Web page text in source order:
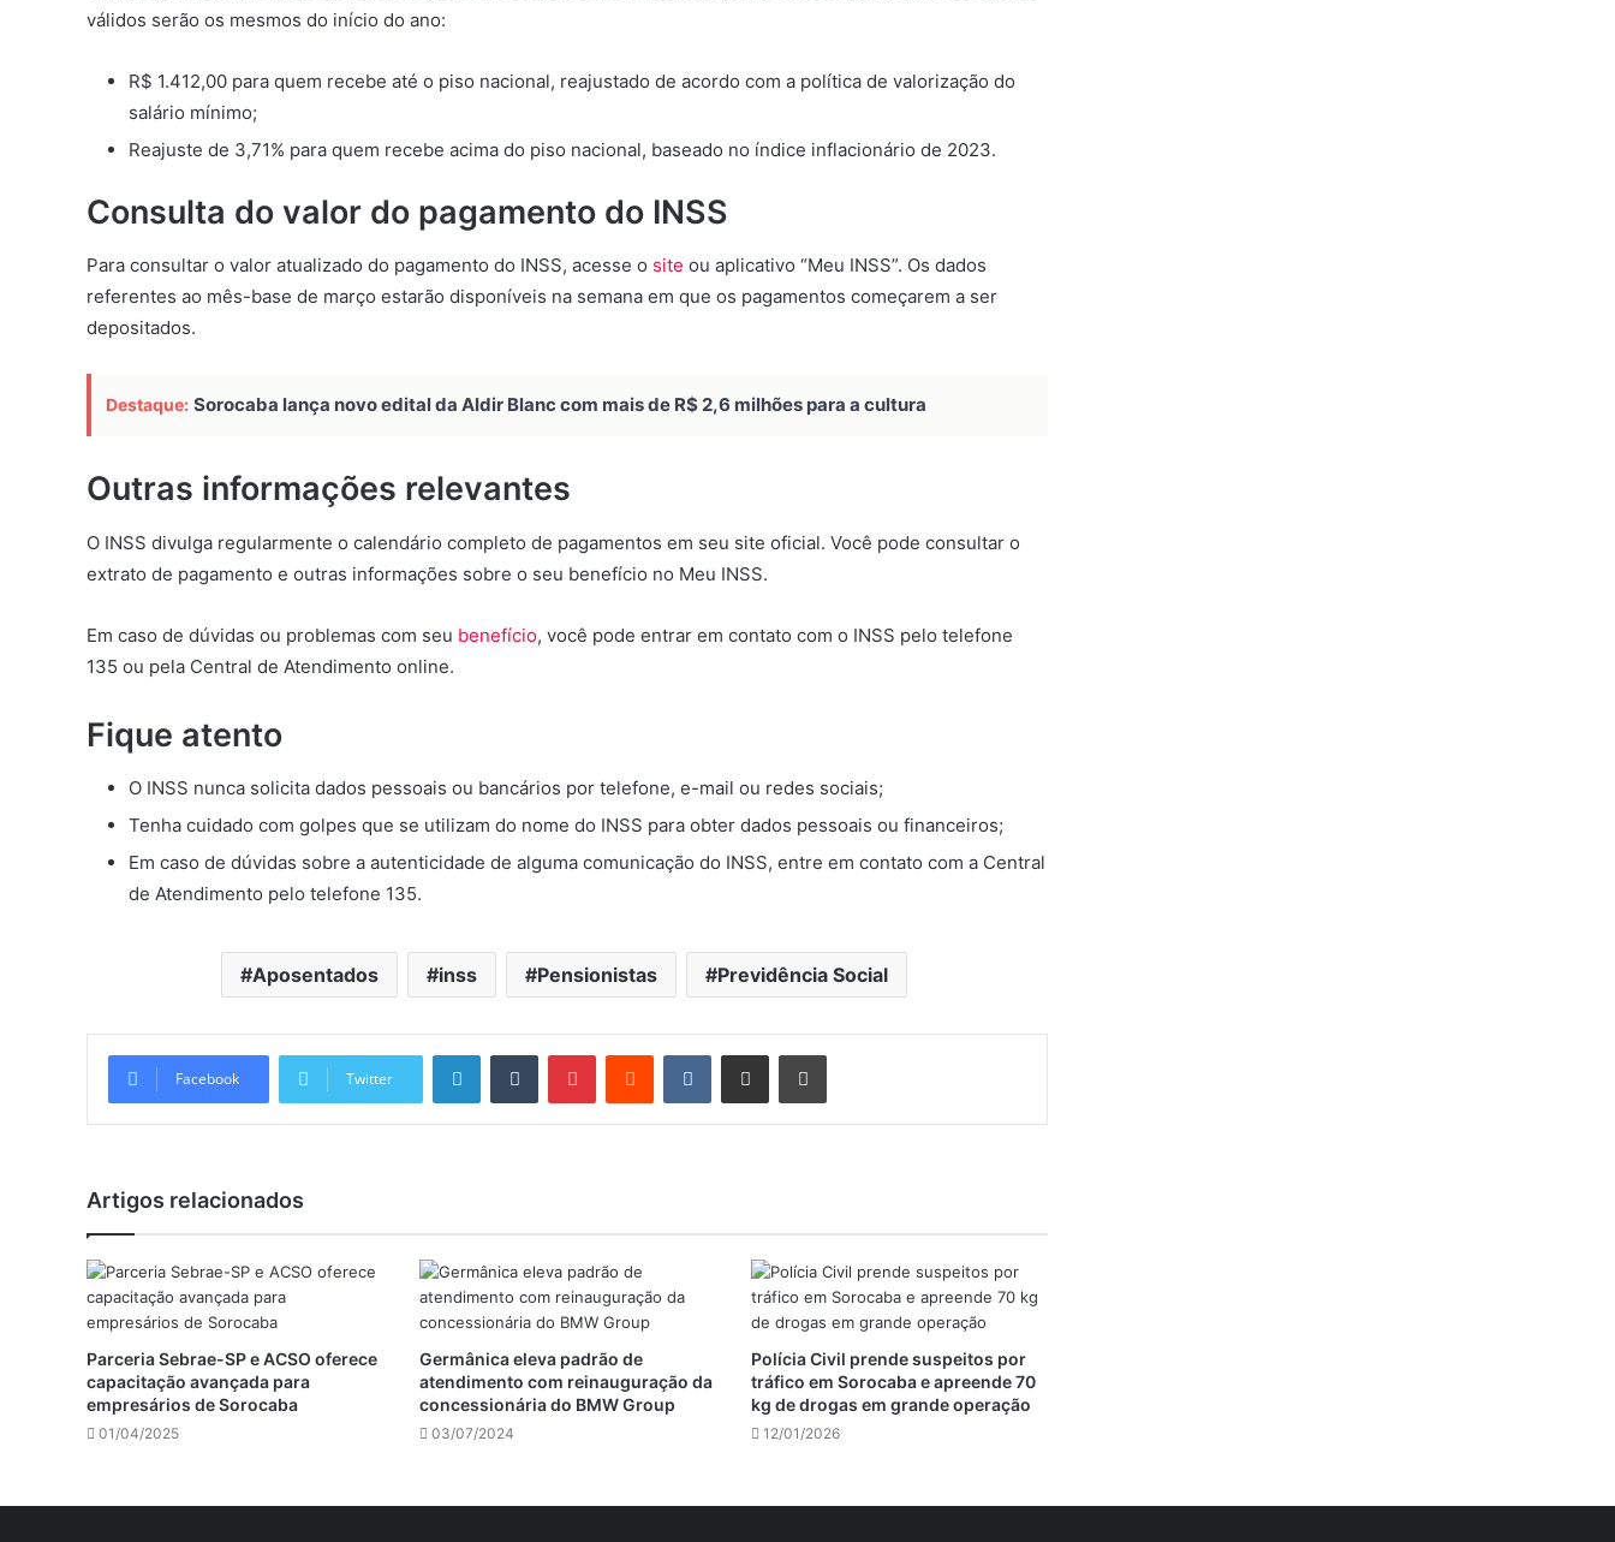
válidos serão os mesmos do início do ano:
R$ 1.412,00 para quem recebe até o piso nacional, reajustado de acordo com a política de valorização do
salário mínimo;
Reajuste de 3,71% para quem recebe acima do piso nacional, baseado no índice inflacionário de 2023.
Consulta do valor do pagamento do INSS
Para consultar o valor atualizado do pagamento do INSS, acesse o site ou aplicativo “Meu INSS”. Os dados
referentes ao mês-base de março estarão disponíveis na semana em que os pagamentos começarem a ser
depositados.
Destaque: Sorocaba lança novo edital da Aldir Blanc com mais de R$ 2,6 milhões para a cultura
Outras informações relevantes
O INSS divulga regularmente o calendário completo de pagamentos em seu site oficial. Você pode consultar o
extrato de pagamento e outras informações sobre o seu benefício no Meu INSS.
Em caso de dúvidas ou problemas com seu benefício, você pode entrar em contato com o INSS pelo telefone
135 ou pela Central de Atendimento online.
Fique atento
O INSS nunca solicita dados pessoais ou bancários por telefone, e-mail ou redes sociais;
Tenha cuidado com golpes que se utilizam do nome do INSS para obter dados pessoais ou financeiros;
Em caso de dúvidas sobre a autenticidade de alguma comunicação do INSS, entre em contato com a Central
de Atendimento pelo telefone 135.
Aposentados inss Pensionistas Previdência Social
Facebook Twitter
LinkedinTumblr PinterestReddit VK Compartilhar via e-mail Imprimir
Artigos relacionados
Parceria Sebrae-SP e ACSO oferece
capacitação avançada para
empresários de Sorocaba
01/04/2025
Germânica eleva padrão de
atendimento com reinauguração da
concessionária do BMW Group
03/07/2024
Polícia Civil prende suspeitos por
tráfico em Sorocaba e apreende 70
kg de drogas em grande operação
12/01/2026